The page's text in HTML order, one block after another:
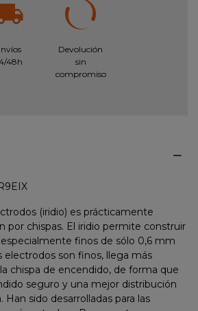
48h
Devolución
sin
compromiso
(iridio) es prácticamente
por chispas. El iridio permite construir
finos de sólo 0,6 mm
electrodos son finos, llega más
chispa de encendido, de forma que
seguro y una mejor distribución
sido desarrolladas para las